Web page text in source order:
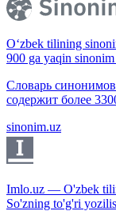
O‘zbek tilining
900 ga yaqin sinonim
Словарь
содержит более
sinonim.uz
Imlo.uz — O'zbek
So'zning to'g'ri